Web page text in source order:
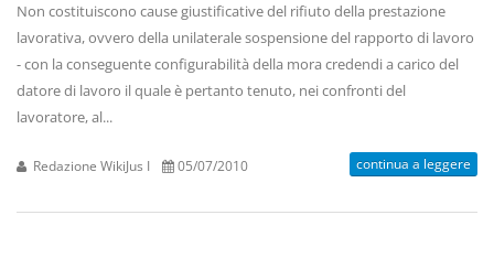
Non costituiscono cause giustificative del rifiuto della prestazione
lavorativa, ovvero della unilaterale sospensione del rapporto di lavoro
- con la conseguente configurabilità della mora credendi a carico del
datore di lavoro il quale è pertanto tenuto, nei confronti del
lavoratore, al...
Redazione WikiJus I 05/07/2010 continua a leggere